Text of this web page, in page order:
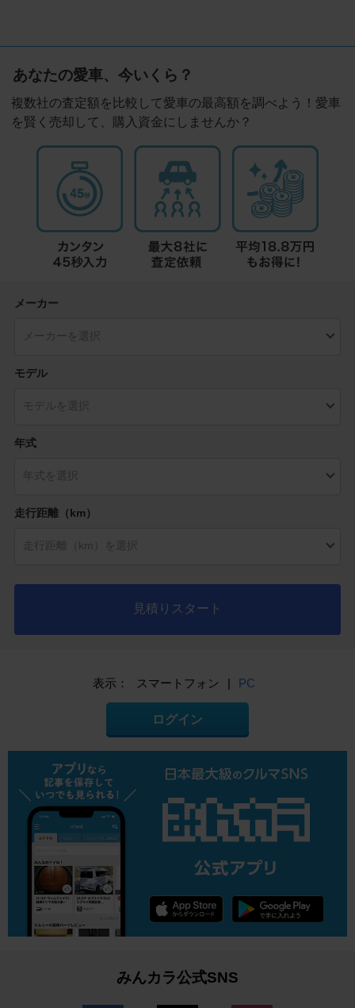
あなたの愛車、今いくら？
複数社の査定額を比較して愛車の最高額を調べよう！愛車
を賢く売却して、購入資金にしませんか？
メーカー
モデル
年式
走行距離（km）
見積りスタート
表示： スマートフォン | PC
ログイン
みんカラ公式SNS